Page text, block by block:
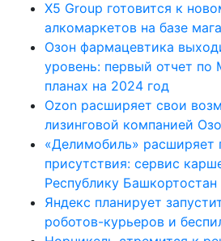
X5 Group готовится к
алкомаркетов на базе
Озон фармацевтика
уровень: первый отчет
планах на 2024 год
Ozon расширяет свои
лизинговой компанией
«Делимобиль» расширяет
присутствия: сервис
Республику Башкортостан
Яндекс планирует
роботов-курьеров и